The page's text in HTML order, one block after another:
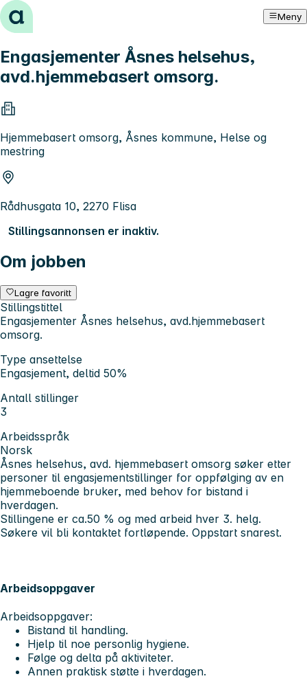
Hopp til innhold Meny
Engasjementer Åsnes helsehus,
avd.hjemmebasert omsorg.
Hjemmebasert omsorg, Åsnes kommune, Helse og
mestring
Rådhusgata 10, 2270 Flisa
Stillingsannonsen er inaktiv.
Om jobben
Lagre favoritt
Stillingstittel
Engasjementer Åsnes helsehus, avd.hjemmebasert
omsorg.
Type ansettelse
Engasjement, deltid 50%
Antall stillinger
3
Arbeidsspråk
Norsk
Åsnes helsehus, avd. hjemmebasert omsorg søker etter
personer til engasjementstillinger for oppfølging av en
hjemmeboende bruker, med behov for bistand i
hverdagen.
Stillingene er ca.50 % og med arbeid hver 3. helg.
Søkere vil bli kontaktet fortløpende. Oppstart snarest.
Arbeidsoppgaver
Arbeidsoppgaver:
Bistand til handling.
Hjelp til noe personlig hygiene.
Følge og delta på aktiviteter.
Annen praktisk støtte i hverdagen.